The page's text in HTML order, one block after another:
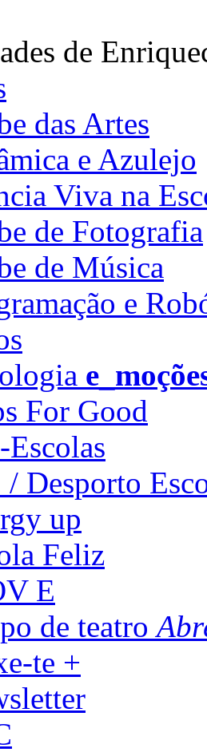
de
das Artes
e Azulejo
Viva na
de Fotografia
de Música
e
For Good
Escolas
/ Desporto
up
Feliz
E
de teatro
te +